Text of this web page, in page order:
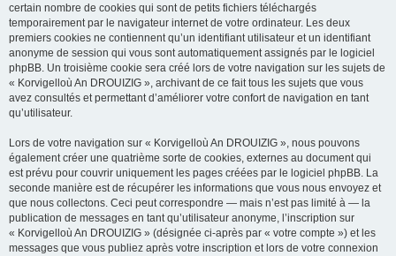
certain nombre de cookies qui sont de petits fichiers téléchargés
temporairement par le navigateur internet de votre ordinateur. Les deux
premiers cookies ne contiennent qu’un identifiant utilisateur et un identifiant
anonyme de session qui vous sont automatiquement assignés par le logiciel
phpBB. Un troisième cookie sera créé lors de votre navigation sur les sujets de
« Korvigelloù An DROUIZIG », archivant de ce fait tous les sujets que vous
avez consultés et permettant d’améliorer votre confort de navigation en tant
qu’utilisateur.
Lors de votre navigation sur « Korvigelloù An DROUIZIG », nous pouvons
également créer une quatrième sorte de cookies, externes au document qui
est prévu pour couvrir uniquement les pages créées par le logiciel phpBB. La
seconde manière est de récupérer les informations que vous nous envoyez et
que nous collectons. Ceci peut correspondre — mais n’est pas limité à — la
publication de messages en tant qu’utilisateur anonyme, l’inscription sur
« Korvigelloù An DROUIZIG » (désignée ci-après par « votre compte ») et les
messages que vous publiez après votre inscription et lors de votre connexion